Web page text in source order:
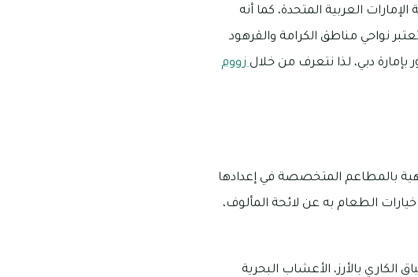
العربية المتحدة، كما أنه
نواحي مناطق الكرامة والقرهود
بإمارة دبي، لذا نتعرف من خلالزووم
بالمطاعم المتخصصة في إعدادها
الطعام به عن لائحة المألوف،
الكاري بالأرز، الأعشاب البحرية